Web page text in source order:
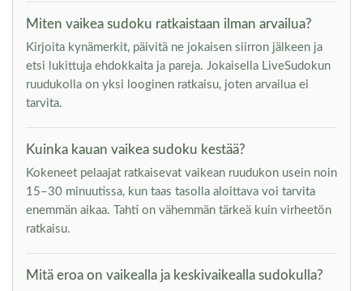
Miten vaikea sudoku ratkaistaan ilman arvailua?
Kirjoita kynämerkit, päivitä ne jokaisen siirron jälkeen ja
etsi lukittuja ehdokkaita ja pareja. Jokaisella LiveSudokun
ruudukolla on yksi looginen ratkaisu, joten arvailua ei
tarvita.
Kuinka kauan vaikea sudoku kestää?
Kokeneet pelaajat ratkaisevat vaikean ruudukon usein noin
15–30 minuutissa, kun taas tasolla aloittava voi tarvita
enemmän aikaa. Tahti on vähemmän tärkeä kuin virheetön
ratkaisu.
Mitä eroa on vaikealla ja keskivaikealla sudokulla?